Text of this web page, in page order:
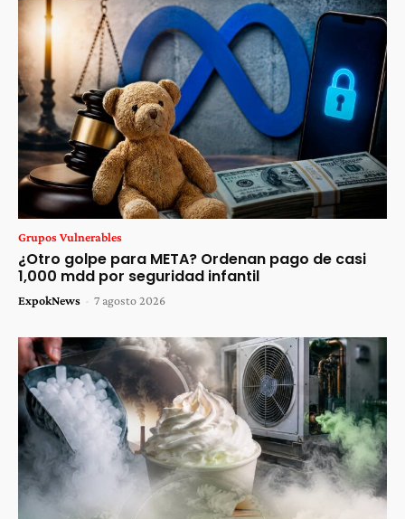
Grupos Vulnerables
¿Otro golpe para META? Ordenan pago de casi
1,000 mdd por seguridad infantil
ExpokNews - 7 agosto 2026